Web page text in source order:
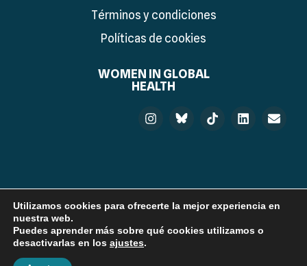
Términos y condiciones
Políticas de cookies
WOMEN IN GLOBAL
HEALTH
© 2026 Women in Global Health Spain. Developed by:
Utilizamos cookies para ofrecerte la mejor experiencia en
nuestra web.
Puedes aprender más sobre qué cookies utilizamos o
desactivarlas en los ajustes.